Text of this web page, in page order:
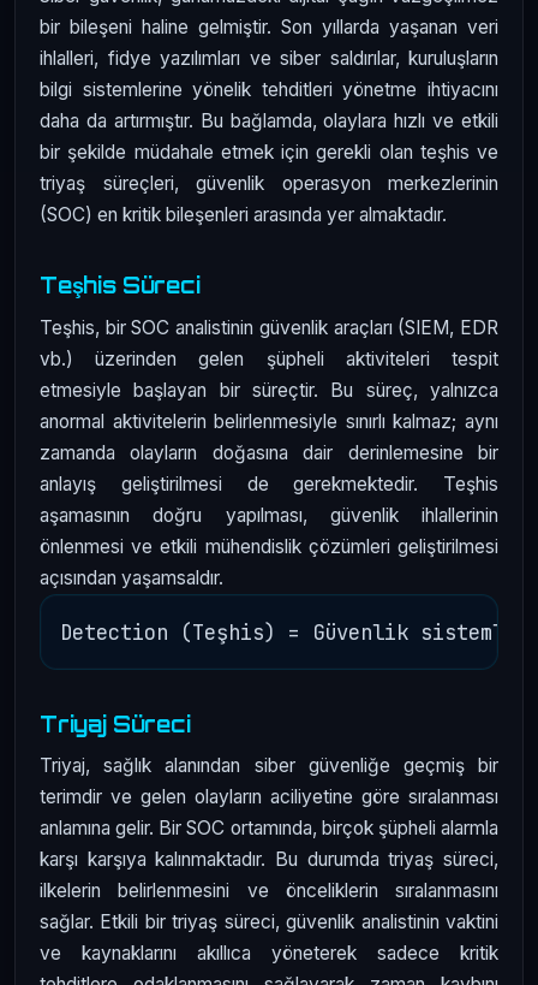
bir bileşeni haline gelmiştir. Son yıllarda yaşanan veri
ihlalleri, fidye yazılımları ve siber saldırılar, kuruluşların
bilgi sistemlerine yönelik tehditleri yönetme ihtiyacını
daha da artırmıştır. Bu bağlamda, olaylara hızlı ve etkili
bir şekilde müdahale etmek için gerekli olan teşhis ve
triyaş süreçleri, güvenlik operasyon merkezlerinin
(SOC) en kritik bileşenleri arasında yer almaktadır.
Teşhis Süreci
Teşhis, bir SOC analistinin güvenlik araçları (SIEM, EDR
vb.) üzerinden gelen şüpheli aktiviteleri tespit
etmesiyle başlayan bir süreçtir. Bu süreç, yalnızca
anormal aktivitelerin belirlenmesiyle sınırlı kalmaz; aynı
zamanda olayların doğasına dair derinlemesine bir
anlayış geliştirilmesi de gerekmektedir. Teşhis
aşamasının doğru yapılması, güvenlik ihlallerinin
önlenmesi ve etkili mühendislik çözümleri geliştirilmesi
açısından yaşamsaldır.
Triyaj Süreci
Triyaj, sağlık alanından siber güvenliğe geçmiş bir
terimdir ve gelen olayların aciliyetine göre sıralanması
anlamına gelir. Bir SOC ortamında, birçok şüpheli alarmla
karşı karşıya kalınmaktadır. Bu durumda triyaş süreci,
ilkelerin belirlenmesini ve önceliklerin sıralanmasını
sağlar. Etkili bir triyaş süreci, güvenlik analistinin vaktini
ve kaynaklarını akıllıca yöneterek sadece kritik